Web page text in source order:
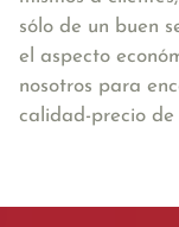
sólo de un buen
el aspecto
nosotros para
calidad-precio de